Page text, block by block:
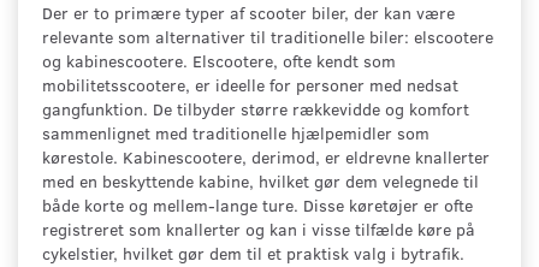
Der er to primære typer af scooter biler, der kan være
relevante som alternativer til traditionelle biler: elscootere
og kabinescootere. Elscootere, ofte kendt som
mobilitetsscootere, er ideelle for personer med nedsat
gangfunktion. De tilbyder større rækkevidde og komfort
sammenlignet med traditionelle hjælpemidler som
kørestole. Kabinescootere, derimod, er eldrevne knallerter
med en beskyttende kabine, hvilket gør dem velegnede til
både korte og mellem-lange ture. Disse køretøjer er ofte
registreret som knallerter og kan i visse tilfælde køre på
cykelstier, hvilket gør dem til et praktisk valg i bytrafik.